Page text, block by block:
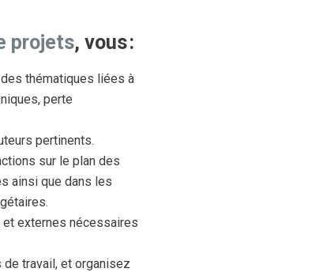
projets, vous :
thématiques liées à
perte
pertinents.
sur le plan des
ainsi que dans les
externes nécessaires
travail, et organisez